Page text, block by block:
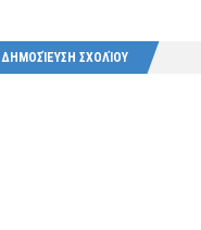
ΔΗΜΟΣΊΕΥΣΗ ΣΧΟΛΊΟΥ